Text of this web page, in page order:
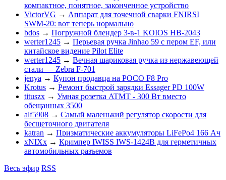
компактное, понятное, законченное устройство
VictorVG → Аппарат для точечной сварки FNIRSI
SWM-20: вот теперь нормально
bdos → Погружной блендер 3-в-1 KOIOS HB-2043
werter1245 → Перьевая ручка Jinhao 59 с пером EF, или
китайское видение Pilot Elite
werter1245 → Вечная шариковая ручка из нержавеющей
стали — Zebra F-701
jenya → Купон продавца на POCO F8 Pro
Krotus → Ремонт быстрой зарядки Essager PD 100W
tituszx → Умная розетка ATMT - 300 Вт вместо
обещанных 3500
alf5908 → Самый маленький регулятор скорости для
бесщеточного двигателя
katran → Призматические аккумуляторы LiFePo4 166 Ач
xNIXx → Кримпер IWISS IWS-1424B для герметичных
автомобильных разъемов
Весь эфир RSS